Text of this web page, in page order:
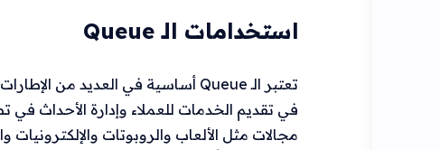
استخدامات الـ Queue
في تقديم الخدمات للعملاء وإدارة الأحداث
مجالات مثل الألعاب والروبوتات والإلكترونيات